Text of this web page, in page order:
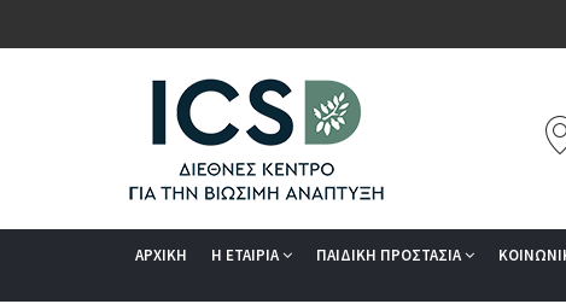
ΑΡΧΙΚΗ Η ΕΤΑΙΡΙΑ ΠΑΙΔΙΚΗ ΠΡΟΣΤΑΣΙΑ